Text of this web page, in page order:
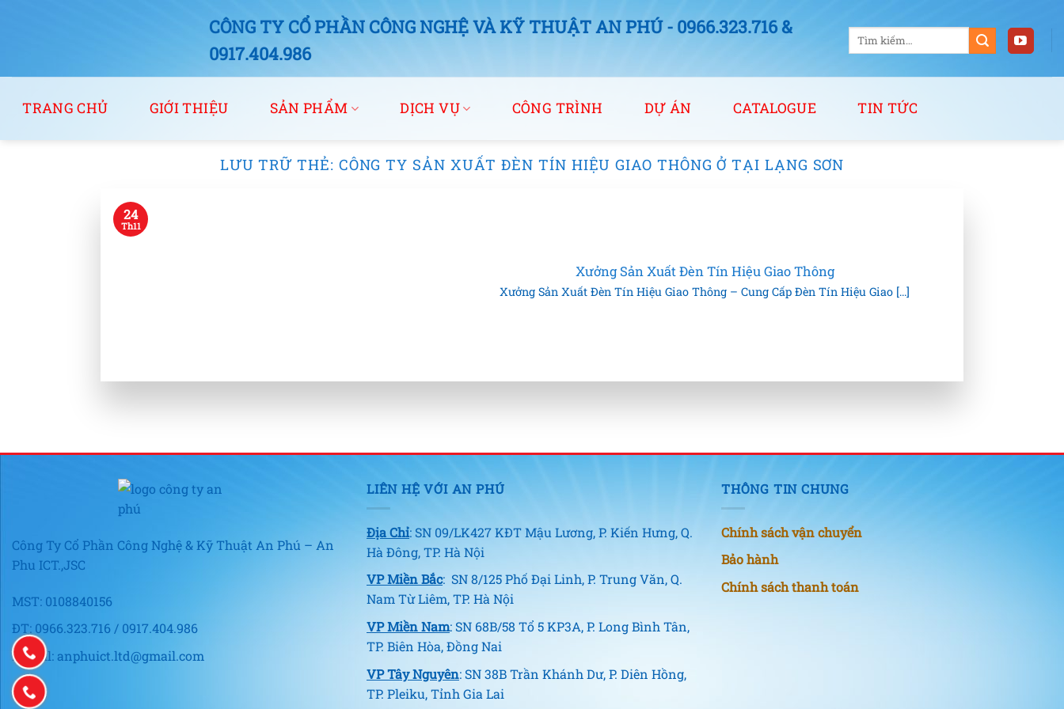
CÔNG TY CỔ PHẦN CÔNG NGHỆ VÀ KỸ THUẬT AN PHÚ - 0966.323.716 &
0917.404.986
Tìm
kiếm:
TRANG CHỦ GIỚI THIỆU SẢN PHẨM DỊCH VỤ CÔNG TRÌNH DỰ ÁN CATALOGUE TIN TỨC
LƯU TRỮ THẺ: CÔNG TY SẢN XUẤT ĐÈN TÍN HIỆU GIAO THÔNG Ở TẠI LẠNG SƠN
Xưởng Sản Xuất Đèn Tín Hiệu Giao Thông
Xưởng Sản Xuất Đèn Tín Hiệu Giao Thông – Cung Cấp Đèn Tín Hiệu Giao [...]
24
Th11
Công Ty Cổ Phần Công Nghệ & Kỹ Thuật An Phú – An
Phu ICT.,JSC
MST: 0108840156
ĐT: 0966.323.716 / 0917.404.986
E-mail: anphuict.ltd@gmail.com
LIÊN HỆ VỚI AN PHÚ
Địa Chỉ: SN 09/LK427 KĐT Mậu Lương, P. Kiến Hưng, Q.
Hà Đông, TP. Hà Nội
VP Miền Bắc: SN 8/125 Phố Đại Linh, P. Trung Văn, Q.
Nam Từ Liêm, TP. Hà Nội
VP Miền Nam: SN 68B/58 Tổ 5 KP3A, P. Long Bình Tân,
TP. Biên Hòa, Đồng Nai
VP Tây Nguyên: SN 38B Trần Khánh Dư, P. Diên Hồng,
TP. Pleiku, Tỉnh Gia Lai
THÔNG TIN CHUNG
Chính sách vận chuyển
Bảo hành
Chính sách thanh toán